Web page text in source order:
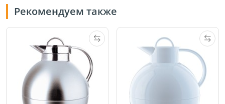
Рекомендуем также